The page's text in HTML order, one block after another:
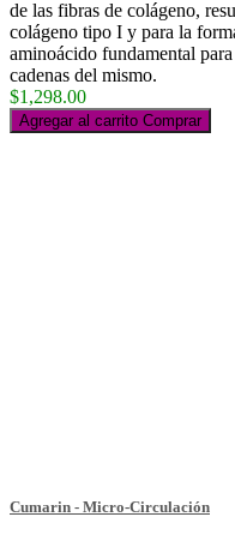
de las fibras de colágeno,
colágeno tipo I y para la
aminoácido fundamental
cadenas del mismo.
$1,298.00
Agregar al carrito Comprar
Cumarin - Micro-Circulación